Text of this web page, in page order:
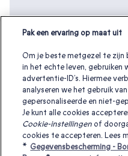
Zoek je een
voor je moeder?
Pak een ervaring op maat uit
Om je beste metgezel te zijn
in het echte leven, gebruiken
advertentie-ID’s. Hiermee
analyseren we het gebruik
gepersonaliseerde en niet-
Je kunt alle cookies
Cookie-instellingen of
cookies te accepteren. Lees
* Gegevensbescherming -